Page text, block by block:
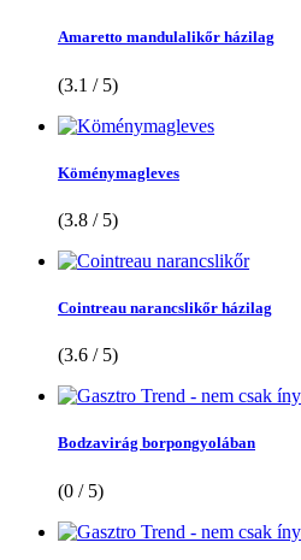
Amaretto mandulalikőr házilag
(3.1 / 5)
Köménymagleves
(3.8 / 5)
Cointreau narancslikőr házilag
(3.6 / 5)
Bodzavirág borpongyolában
(0 / 5)